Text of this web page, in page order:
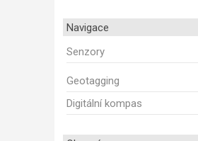
Navigace
Senzory
Geotagging
Digitální kompas